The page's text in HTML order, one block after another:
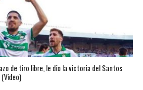
de tiro libre, le dio la victoria del Santos